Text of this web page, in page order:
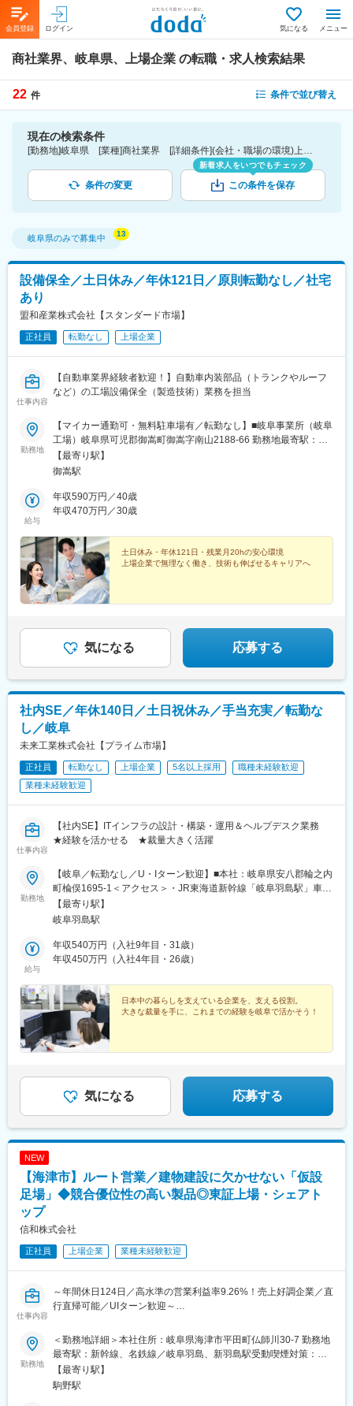
会員登録 ログイン 気になる メニュー
商社業界、岐阜県、上場企業 の転職・求人検索結果
22 件 条件で並び替え
現在の検索条件
[勤務地]岐阜県 [業種]商社業界 [詳細条件](会社・職場の環境)上場企業
条件の変更
新着求人をいつでもチェック
この条件を保存
岐阜県のみで募集中
設備保全／土日休み／年休121日／原則転勤なし／社宅
あり
盟和産業株式会社【スタンダード市場】
正社員 転勤なし 上場企業
仕事内容
【自動車業界経験者歓迎！】自動車内装部品（トランクやルーフ
など）の工場設備保全（製造技術）業務を担当
勤務地
【マイカー通勤可・無料駐車場有／転勤なし】■岐阜事業所（岐阜
工場）岐阜県可児郡御嵩町御嵩字南山2188-66 勤務地最寄駅：名
鉄広見線／御嵩駅※受動喫煙対策：屋内全面禁煙
【最寄り駅】
御嵩駅
給与
年収590万円／40歳
年収470万円／30歳
土日休み・年休121日・残業月20hの安心環境
上場企業で無理なく働き、技術も伸ばせるキャリアへ
気になる 応募する
社内SE／年休140日／土日祝休み／手当充実／転勤な
し／岐阜
未来工業株式会社【プライム市場】
正社員 転勤なし 上場企業 5名以上採用
職種未経験歓迎
業種未経験歓迎
仕事内容
【社内SE】ITインフラの設計・構築・運用＆ヘルプデスク業務
★経験を活かせる ★裁量大きく活躍
勤務地
【岐阜／転勤なし／U・Iターン歓迎】■本社：岐阜県安八郡輪之内
町楡俣1695-1＜アクセス＞・JR東海道新幹線「岐阜羽島駅」車で
15分・JR東海道本線「大垣駅」車で25分☆マイカー通勤OK（駐
車場あり）☆受動喫煙対策あり（屋内原則禁煙）
【最寄り駅】
岐阜羽島駅
給与
年収540万円（入社9年目・31歳）
年収450万円（入社4年目・26歳）
日本中の暮らしを支えている企業を、支える役割。
大きな裁量を手に、これまでの経験を岐阜で活かそう！
気になる 応募する
NEW
【海津市】ルート営業／建物建設に欠かせない「仮設
足場」◆競合優位性の高い製品◎東証上場・シェアト
ップ
信和株式会社
正社員 上場企業 業種未経験歓迎
仕事内容
～年間休日124日／高水準の営業利益率9.26%！売上好調企業／直
行直帰可能／UIターン歓迎～
■業務内容
仮設足場製品のルート営業を担当します。営業先は東海エリアを
中心とするリース会社、工務店、足場架設備工事業者、商社(総合
商社の場合建設リース会社）がメインです
勤務地
＜勤務地詳細＞本社住所：岐阜県海津市平田町仏師川30-7 勤務地
最寄駅：新幹線、名鉄線／岐阜羽島、新羽島駅受動喫煙対策：屋
内全面禁煙変更の範囲：会社の定める事業所
【最寄り駅】
駒野駅